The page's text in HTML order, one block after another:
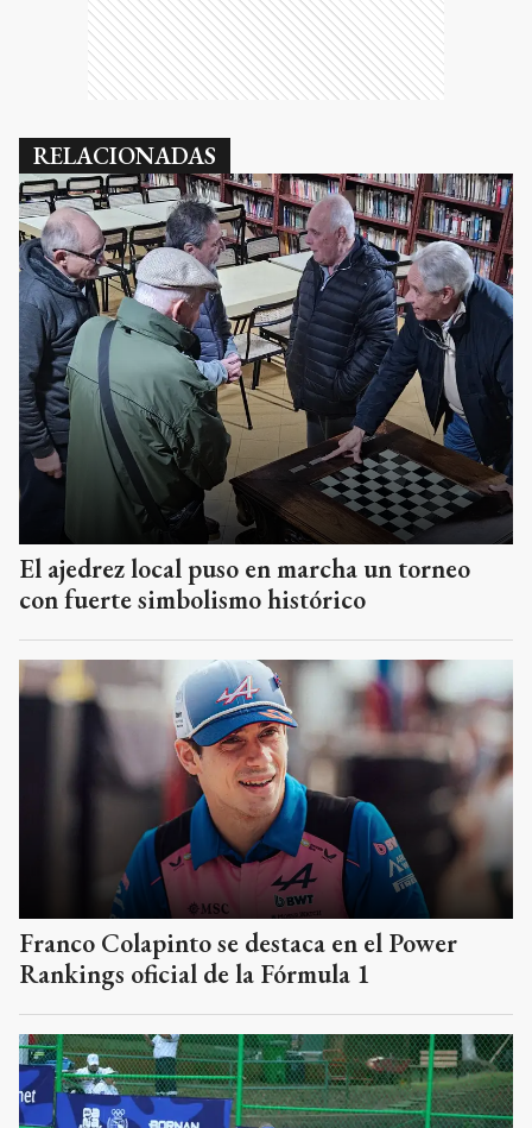
RELACIONADAS
El ajedrez local puso en marcha un torneo
con fuerte simbolismo histórico
Franco Colapinto se destaca en el Power
Rankings oficial de la Fórmula 1